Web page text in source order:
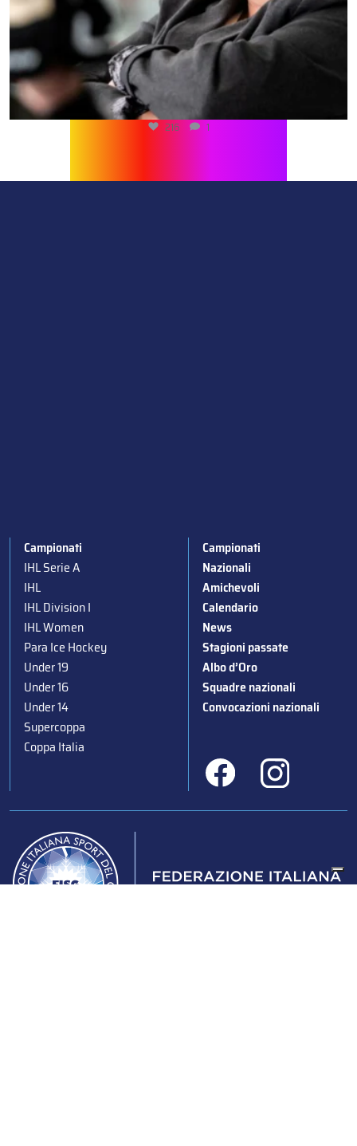
216 1
Campionati
IHL Serie A
IHL
IHL Division I
IHL Women
Para Ice Hockey
Under 19
Under 16
Under 14
Supercoppa
Coppa Italia
Campionati
Nazionali
Amichevoli
Calendario
News
Stagioni passate
Albo d’Oro
Squadre nazionali
Convocazioni nazionali